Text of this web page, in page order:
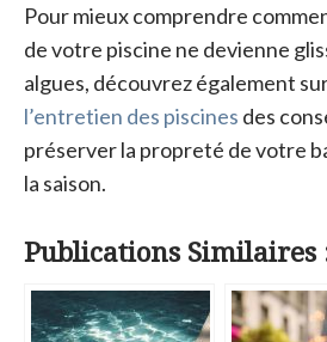
Pour mieux comprendre
de votre piscine ne devienne
algues, découvrez également
l’entretien des piscines des
préserver la propreté de votre
la saison.
Publications Similaires